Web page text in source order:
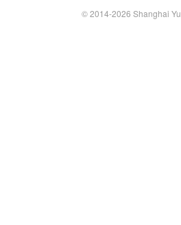
© 2014-2026 Shanghai